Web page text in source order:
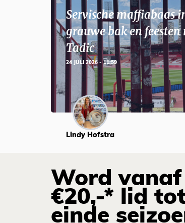
Servische maffiabaas
grauwe bak en feesten
Tadic
24 JULI 2026 - 11:59
Lindy Hofstra
Word vanaf
€20,-* lid
einde